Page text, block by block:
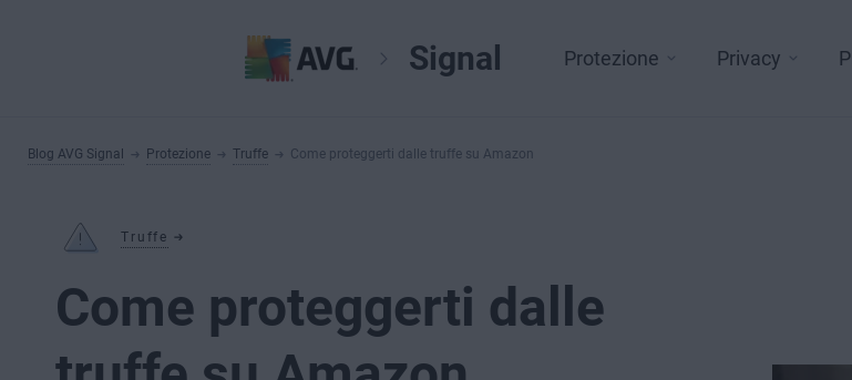
Signal Protezione Privacy
Blog AVG Signal Protezione Truffe Come proteggerti dalle truffe su Amazon
Truffe
Come proteggerti dalle